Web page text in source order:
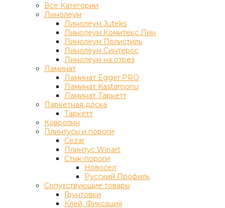
Все Категории
Линолеум
Линолеум Juteks
Линолеум Комитекс Лин
Линолеум Полистиль
Линолеум Синтерос
Линолеум на отрез
Ламинат
Ламинат Egger PRO
Ламинат Kastamonu
Ламинат Таркетт
Паркетная доска
Таркетт
Ковролин
Плинтусы и пороги
Cezar
Плинтус Winart
Стык-пороги
Новосел
Русский Профиль
Сопутствующие товары
Грунтовки
Клей, Фиксация